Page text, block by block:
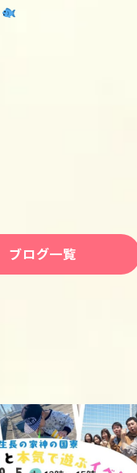
ブログ一覧